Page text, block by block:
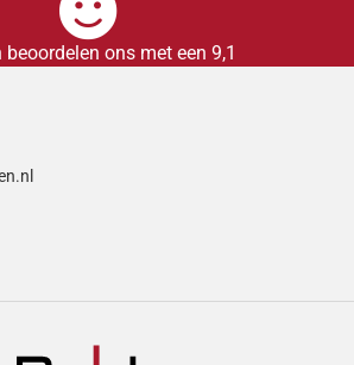
beoordelen ons met een 9,1